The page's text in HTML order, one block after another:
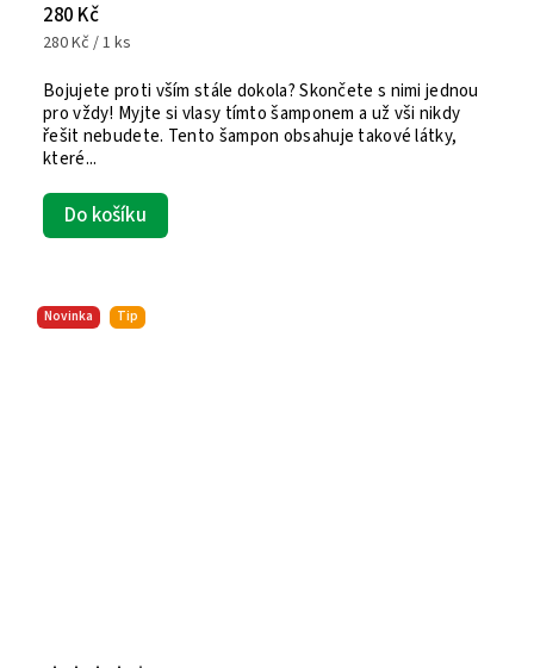
280 Kč
280 Kč / 1 ks
Do košíku
Bojujete proti vším stále dokola? Skončete s nimi jednou
pro vždy! Myjte si vlasy tímto šamponem a už vši nikdy
řešit nebudete. Tento šampon obsahuje takové látky,
které...
Novinka Tip